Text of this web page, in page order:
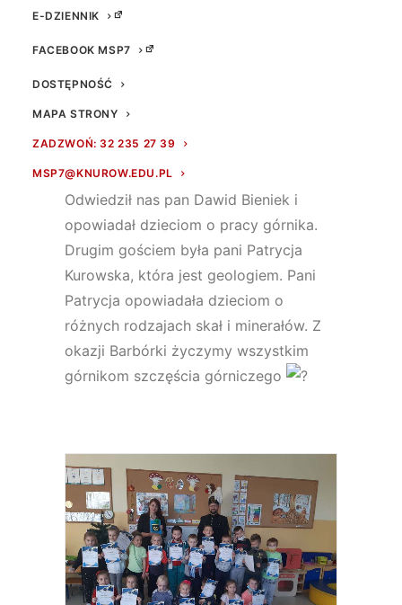
E-DZIENNIK
FACEBOOK MSP7
DOSTĘPNOŚĆ
MAPA STRONY
ZADZWOŃ: 32 235 27 39
MSP7@KNUROW.EDU.PL
oddziałów przedszkolnych miały w
miniony piątek specjalnych gości.
Odwiedził nas pan Dawid Bieniek i
opowiadał dzieciom o pracy górnika.
Drugim gościem była pani Patrycja
Kurowska, która jest geologiem. Pani
Patrycja opowiadała dzieciom o
różnych rodzajach skał i minerałów. Z
okazji Barbórki życzymy wszystkim
górnikom szczęścia górniczego